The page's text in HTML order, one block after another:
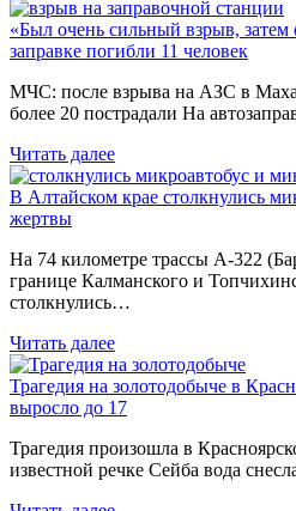
«Был очень сильный взрыв,
заправке погибли 11 человек
МЧС: после взрыва на АЗС в
более 20 пострадали На
Читать далее
В Алтайском крае столкнулись
жертвы
На 74 километре трассы А-322
границе Калманского и
столкнулись…
Читать далее
Трагедия на золотодобыче в
выросло до 17
Трагедия произошла в
известной речке Сейба вода